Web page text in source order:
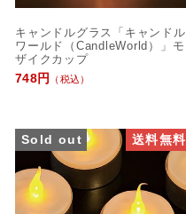
キャンドルグラス「キャンドル
ワールド（CandleWorld）」モ
ザイクカップ
748円
（税込）
Sold out 送料無料